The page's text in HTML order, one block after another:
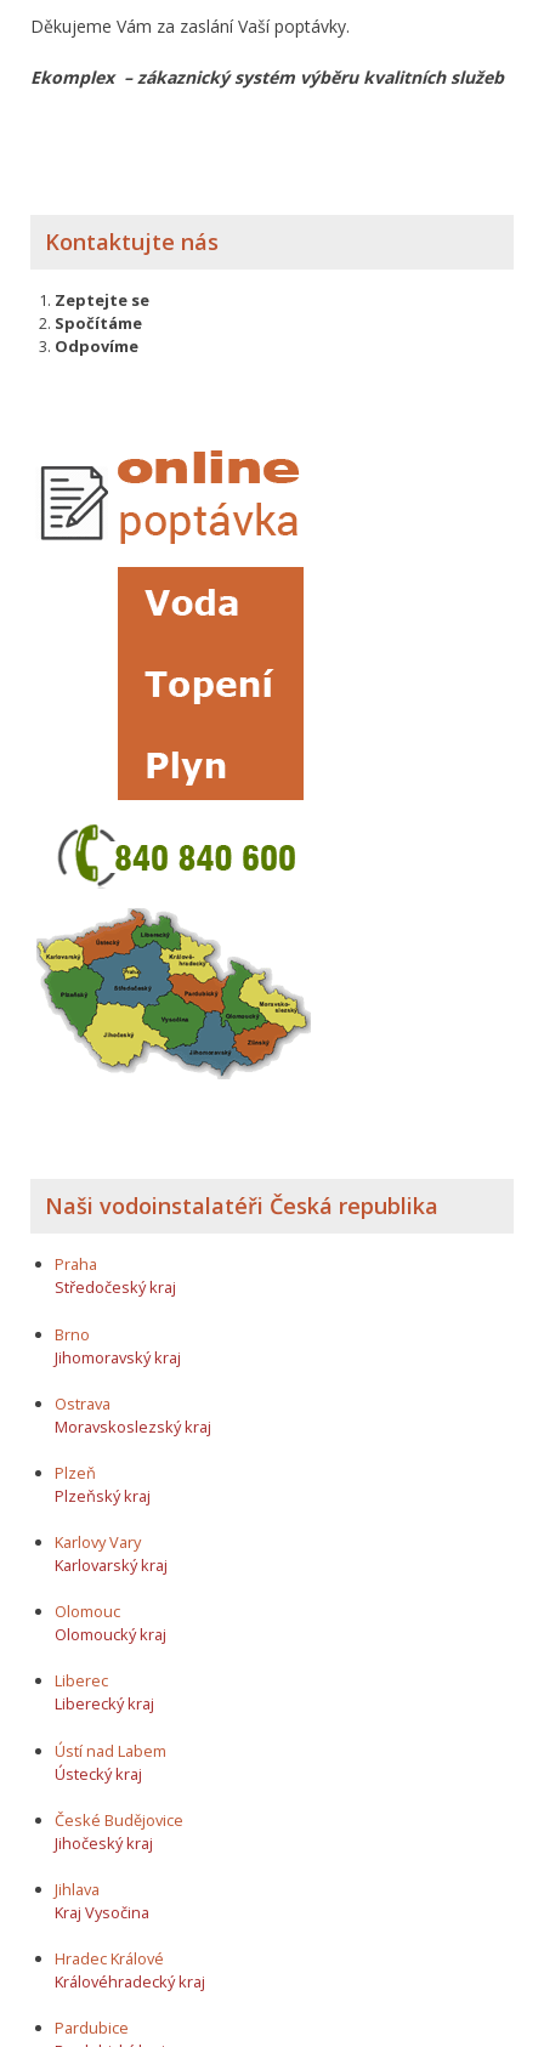
Děkujeme Vám za zaslání Vaší poptávky.
Ekomplex – zákaznický systém výběru kvalitních služeb
Kontaktujte nás
Zeptejte se
Spočítáme
Odpovíme
Naši vodoinstalatéři Česká republika
Praha
Středočeský kraj
Brno
Jihomoravský kraj
Ostrava
Moravskoslezský kraj
Plzeň
Plzeňský kraj
Karlovy Vary
Karlovarský kraj
Olomouc
Olomoucký kraj
Liberec
Liberecký kraj
Ústí nad Labem
Ústecký kraj
České Budějovice
Jihočeský kraj
Jihlava
Kraj Vysočina
Hradec Králové
Královéhradecký kraj
Pardubice